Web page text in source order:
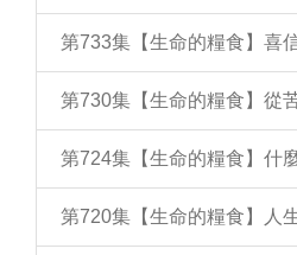
第733集【生命的糧食】喜
第730集【生命的糧食】從
第724集【生命的糧食】什
第720集【生命的糧食】人